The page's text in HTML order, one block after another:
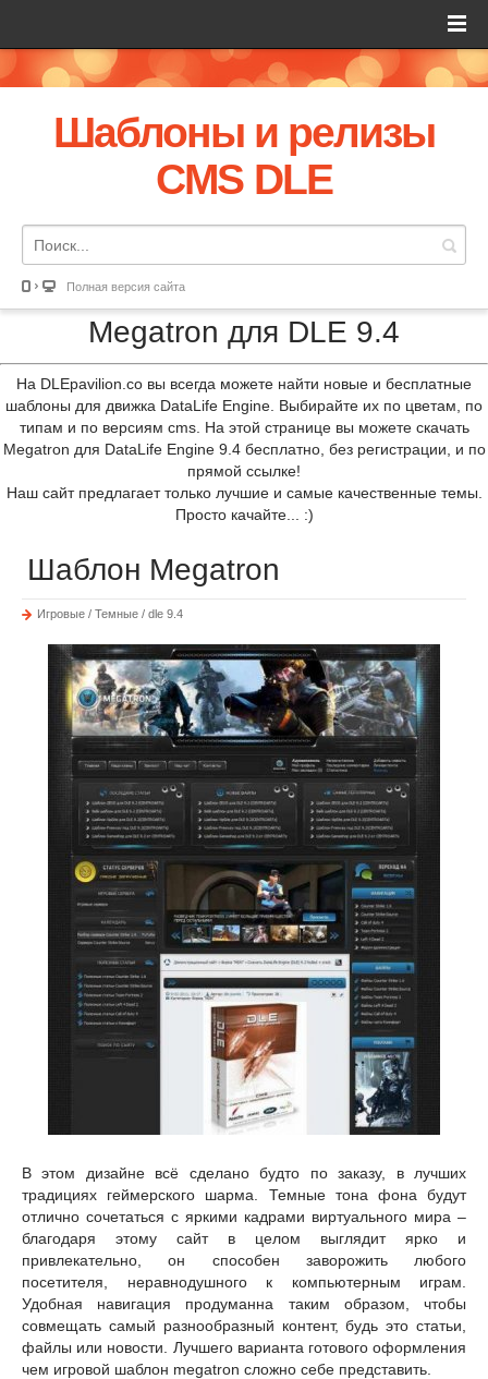
Шаблоны и релизы
CMS DLE
Полная версия сайта
Megatron для DLE 9.4
На DLEpavilion.co вы всегда можете найти новые и бесплатные
шаблоны для движка DataLife Engine. Выбирайте их по цветам, по
типам и по версиям cms. На этой странице вы можете скачать
Megatron для DataLife Engine 9.4 бесплатно, без регистрации, и по
прямой ссылке!
Наш сайт предлагает только лучшие и самые качественные темы.
Просто качайте... :)
Шаблон Megatron
Игровые / Темные / dle 9.4
В этом дизайне всё сделано будто по заказу, в лучших
традициях геймерского шарма. Темные тона фона будут
отлично сочетаться с яркими кадрами виртуального мира –
благодаря этому сайт в целом выглядит ярко и
привлекательно, он способен заворожить любого
посетителя, неравнодушного к компьютерным играм.
Удобная навигация продуманна таким образом, чтобы
совмещать самый разнообразный контент, будь это статьи,
файлы или новости. Лучшего варианта готового оформления
чем игровой шаблон megatron сложно себе представить.